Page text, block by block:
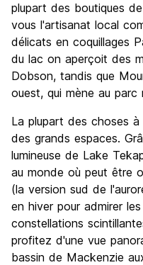
plupart des boutiques
vous l'artisanat local
délicats en coquillages
du lac on aperçoit des
Dobson, tandis que
ouest, qui mène au
La plupart des choses
des grands espaces.
lumineuse de Lake
au monde où peut être
(la version sud de
en hiver pour admirer
constellations
profitez d'une vue
bassin de Mackenzie